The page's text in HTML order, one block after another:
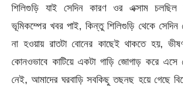
শিলিগুড়ি যাই সেদিন কারণ ওর এক্সাম
ভূমিকম্পের খবর পাই, কিন্তু শিলিগুড়ি থেকে
না হওয়ায় রাতটা বোনের কাছেই থাকতে হয়,
কোনওভাবে কাটিয়ে একটা গাড়ি জোগাড় করে এসে
নেই, আমাদের ঘরবাড়ি সবকিছু তছনছ হয়ে গেছে